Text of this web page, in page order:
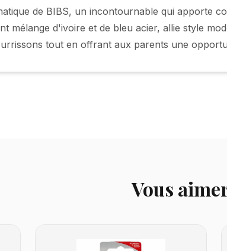
de BIBS, un incontournable qui apporte
mélange d'ivoire et de bleu acier, allie style
tout en offrant aux parents une
Vous